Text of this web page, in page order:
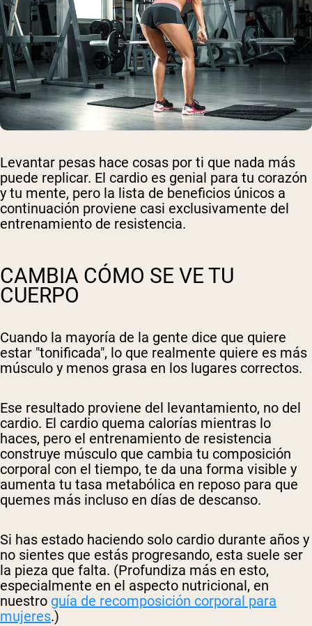
Levantar pesas hace cosas por ti que nada más
puede replicar. El cardio es genial para tu corazón
y tu mente, pero la lista de beneficios únicos a
continuación proviene casi exclusivamente del
entrenamiento de resistencia.
CAMBIA CÓMO SE VE TU
CUERPO
Cuando la mayoría de la gente dice que quiere
estar "tonificada", lo que realmente quiere es más
músculo y menos grasa en los lugares correctos.
Ese resultado proviene del levantamiento, no del
cardio. El cardio quema calorías mientras lo
haces, pero el entrenamiento de resistencia
construye músculo que cambia tu composición
corporal con el tiempo, te da una forma visible y
aumenta tu tasa metabólica en reposo para que
quemes más incluso en días de descanso.
Si has estado haciendo solo cardio durante años y
no sientes que estás progresando, esta suele ser
la pieza que falta. (Profundiza más en esto,
especialmente en el aspecto nutricional, en
nuestro guía de recomposición corporal para
mujeres.)